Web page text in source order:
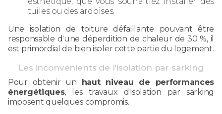
tuiles ou des ardoises.
Une isolation de toiture défaillante pouvant être
responsable d'une déperdition de chaleur de 30 %, il
est primordial de bien isoler cette partie du logement.
Les inconvénients de l'isolation par sarking
Pour obtenir un haut niveau de performances
énergétiques, les travaux d'isolation par sarking
imposent quelques compromis.